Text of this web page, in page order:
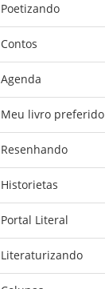
Poetizando
Contos
Agenda
Meu livro preferido
Resenhando
Historietas
Portal Literal
Literaturizando